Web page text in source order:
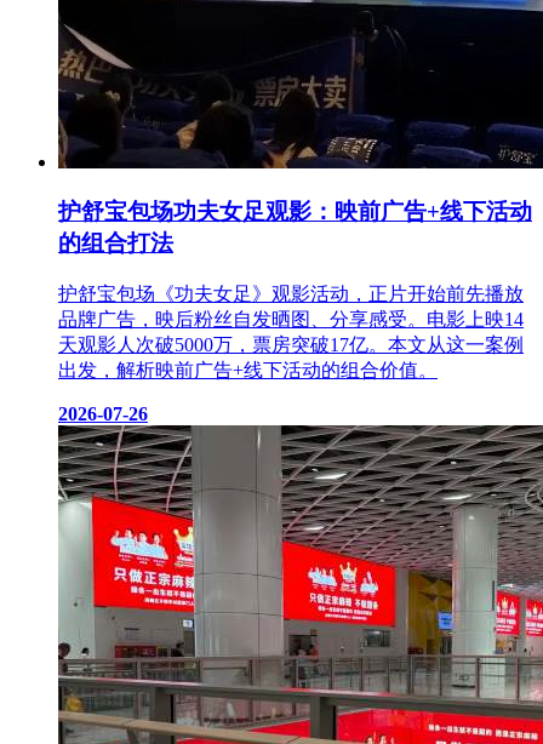
护舒宝包场功夫女足观影：映前广告+线下活动
的组合打法
护舒宝包场《功夫女足》观影活动，正片开始前先播放
品牌广告，映后粉丝自发晒图、分享感受。电影上映14
天观影人次破5000万，票房突破17亿。本文从这一案例
出发，解析映前广告+线下活动的组合价值。
2026-07-26